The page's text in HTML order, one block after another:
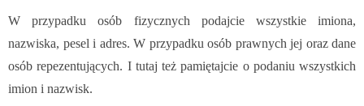
W przypadku osób fizycznych podajcie wszystkie imiona,
nazwiska, pesel i adres. W przypadku osób prawnych jej oraz dane
osób repezentujących. I tutaj też pamiętajcie o podaniu wszystkich
imion i nazwisk.